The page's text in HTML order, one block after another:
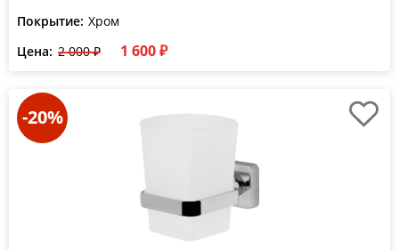
Покрытие: Хром
Цена: 2 000 ₽ 1 600 ₽
-20%